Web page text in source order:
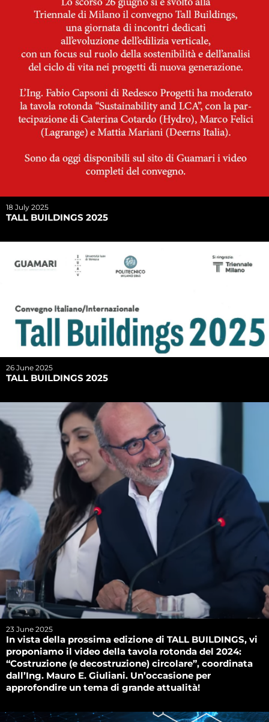
18 July 2025
TALL BUILDINGS 2025
26 June 2025
TALL BUILDINGS 2025
23 June 2025
In vista della prossima edizione di TALL BUILDINGS, vi
proponiamo il video della tavola rotonda del 2024:
“Costruzione (e decostruzione) circolare”, coordinata
dall’Ing. Mauro E. Giuliani. Un’occasione per
approfondire un tema di grande attualità!